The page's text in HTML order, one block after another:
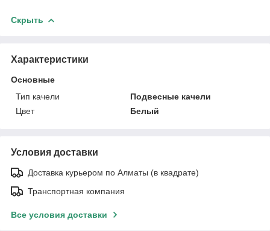
Скрыть
Характеристики
Основные
Тип качели
Подвесные качели
Цвет
Белый
Условия доставки
Доставка курьером по Алматы (в квадрате)
Транспортная компания
Все условия доставки